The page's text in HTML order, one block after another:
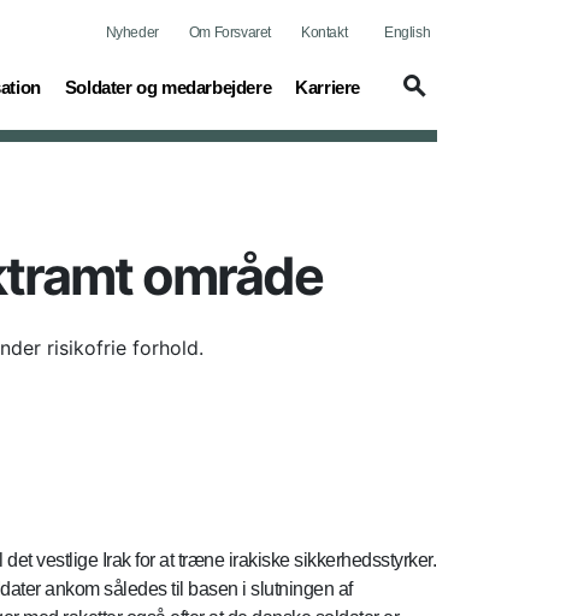
Nyheder Om Forsvaret Kontakt English
Soldater og medarbejdere
(current) Karriere
(current)
område
risikofrie forhold.
vestlige Irak for at træne irakiske sikkerhedsstyrker.
ankom således til basen i slutningen af